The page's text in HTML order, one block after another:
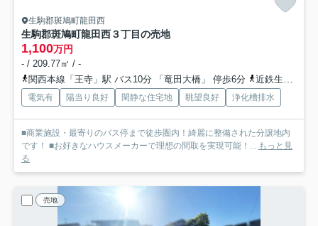
生駒郡斑鳩町龍田西
生駒郡斑鳩町龍田西３丁目の売地
1,100万円
- / 209.77㎡ / -
関西本線「王寺」駅 バス10分 「竜田大橋」 停歩6分
近鉄生駒線「竜田川」駅 徒歩21分
電気有 陽当り良好 閑静な住宅地 眺望良好 浄化槽排水
■商業施設・最寄りのバス停まで徒歩圏内！綺麗に整備された分譲地内
です！ ■お好きなハウスメーカーで理想の間取を実現可能！... もっと見
る
売地